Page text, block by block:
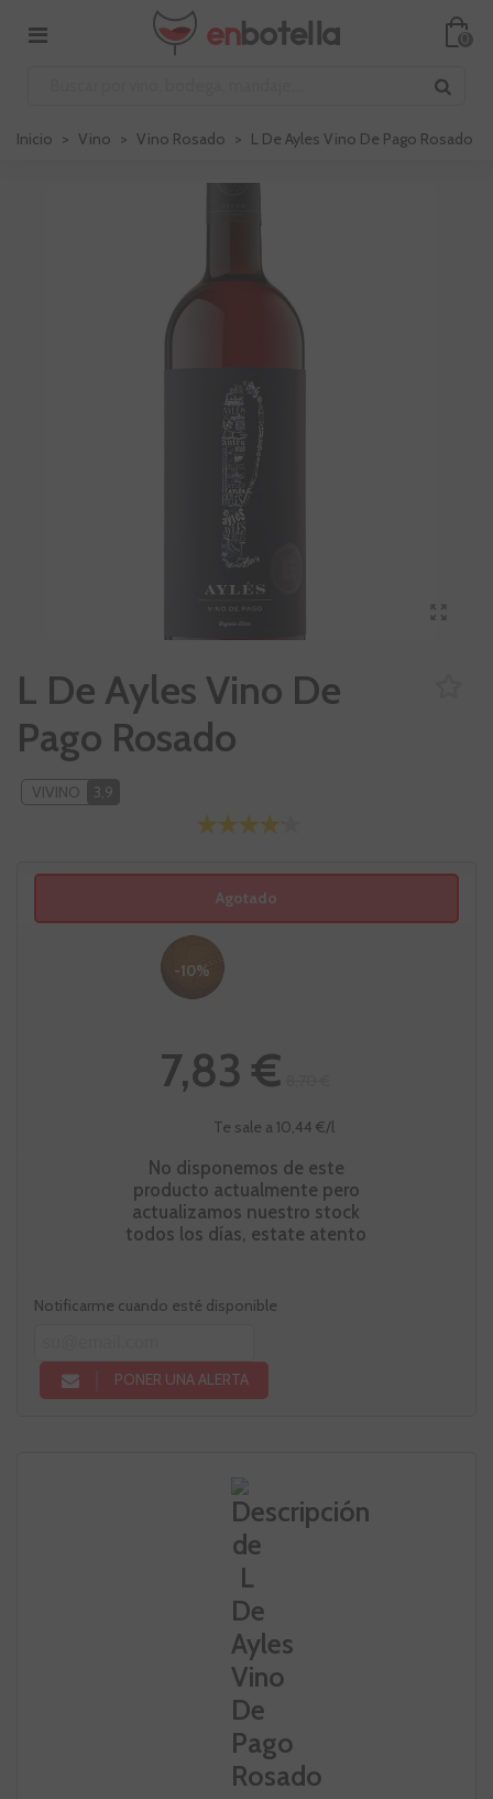
0
Inicio > Vino > Vino Rosado > L De Ayles Vino De Pago Rosado
L De Ayles Vino De
Pago Rosado
VIVINO 3,9
Agotado
-10%
7,83 €
Te sale a 10,44 €/l
No disponemos de este
producto actualmente pero
actualizamos nuestro stock
todos los días, estate atento
Notificarme cuando esté disponible
PONER UNA ALERTA